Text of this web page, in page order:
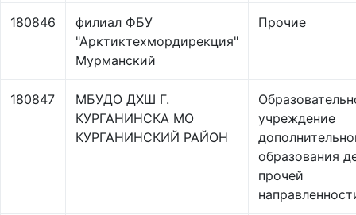
180846
филиал ФБУ
"Арктиктехмордирекция"
Мурманский
Прочие
180847
МБУДО ДХШ Г.
КУРГАНИНСКА МО
КУРГАНИНСКИЙ РАЙОН
учреждение
образования
прочей